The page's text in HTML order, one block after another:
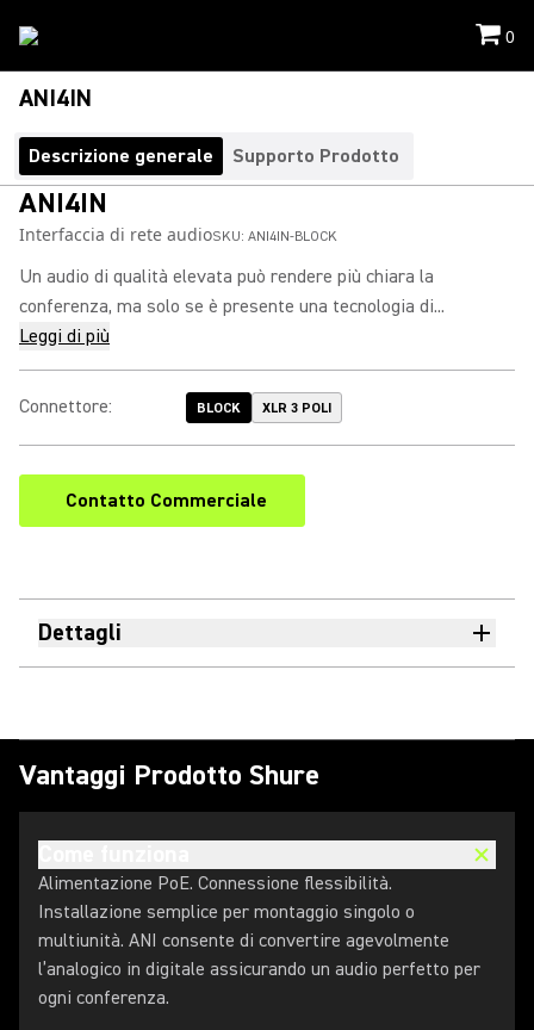
0
ANI4IN
Descrizione generale Supporto Prodotto
ANI4IN
Interfaccia di rete audioSKU: ANI4IN-BLOCK
Un audio di qualità elevata può rendere più chiara la
conferenza, ma solo se è presente una tecnologia di...
Leggi di più
Connettore: BLOCK XLR 3 POLI
Contatto Commerciale
Dettagli
Vantaggi Prodotto Shure
Alimentazione PoE. Connessione flessibilità.
Installazione semplice per montaggio singolo o
multiunità. ANI consente di convertire agevolmente
l’analogico in digitale assicurando un audio perfetto per
ogni conferenza.